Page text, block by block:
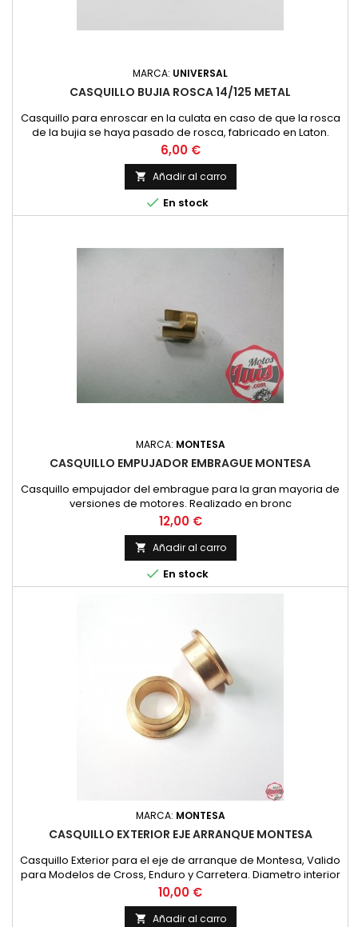
MARCA: UNIVERSAL
CASQUILLO BUJIA ROSCA 14/125 METAL
Casquillo para enroscar en la culata en caso de que la rosca
de la bujia se haya pasado de rosca, fabricado en Laton.
Precio
6,00 €
 Añadir al carro
 En stock
MARCA: MONTESA
CASQUILLO EMPUJADOR EMBRAGUE MONTESA
Casquillo empujador del embrague para la gran mayoria de
versiones de motores. Realizado en bronc
Precio
12,00 €
 Añadir al carro
 En stock
MARCA: MONTESA
CASQUILLO EXTERIOR EJE ARRANQUE MONTESA
Casquillo Exterior para el eje de arranque de Montesa, Valido
para Modelos de Cross, Enduro y Carretera. Diametro interior
16 mm. Diametro exterior 22 mm. y con voladizo de 28 mm.
Espesor de 10 mm. en total.
Precio
10,00 €
 Añadir al carro